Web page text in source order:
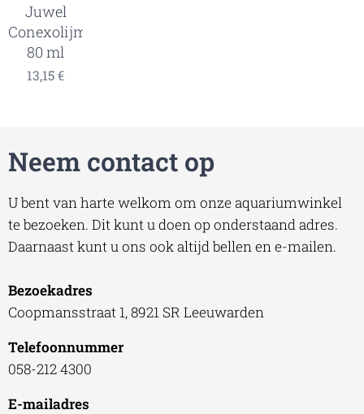
Juwel
Conexolijm
80 ml
13,15€
Neem contact op
U bent van harte welkom om onze aquariumwinkel
te bezoeken. Dit kunt u doen op onderstaand adres.
Daarnaast kunt u ons ook altijd bellen en e-mailen.
Bezoekadres
Coopmansstraat 1, 8921 SR Leeuwarden
Telefoonnummer
058-212 4300
E-mailadres